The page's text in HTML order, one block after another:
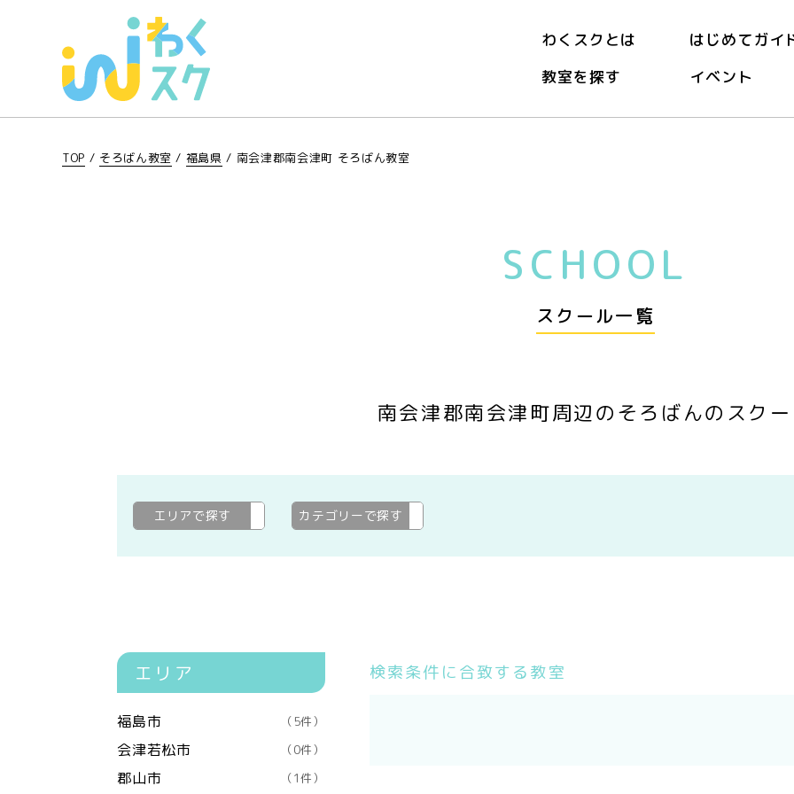
わくスクとは
はじめてガイ
教室を探す
イベント
TOP / そろばん教室 / 福島県 / 南会津郡南会津町 そろばん教室
SCHOOL
スクール一覧
南会津郡南会津町周辺のそろばんのスク
エリアで探す 南会津郡南会津町
カテゴリーで探す
エリア
福島市 （5件）
会津若松市 （0件）
郡山市 （1件）
検索条件に合致する教室